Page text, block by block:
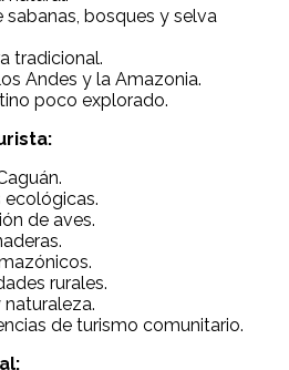
bosques y selva
tradicional.
Andes y la Amazonia.
poco explorado.
ecológicas.
de aves.
rurales.
de turismo comunitario.